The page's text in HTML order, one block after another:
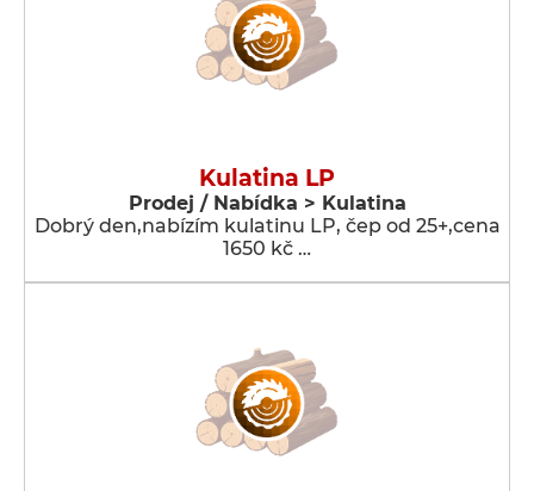
Kulatina LP
Prodej / Nabídka > Kulatina
Dobrý den,nabízím kulatinu LP, čep od 25+,cena
1650 kč …